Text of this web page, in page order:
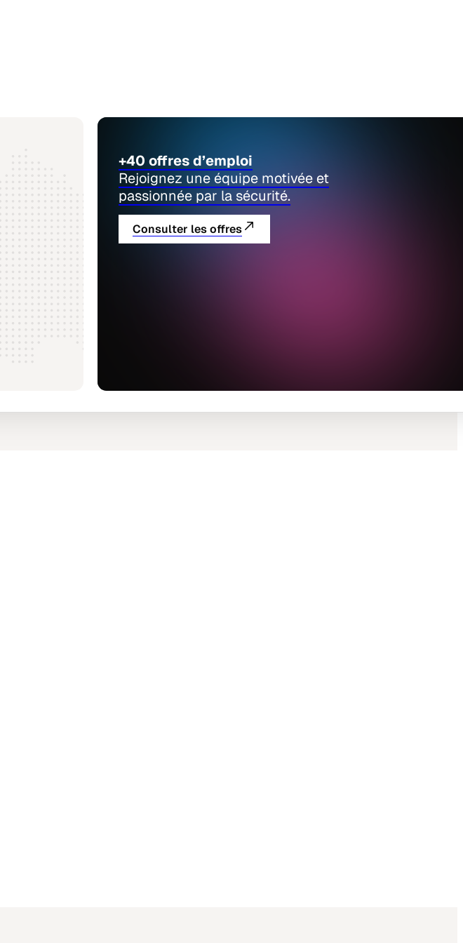
+40 offres d’emploi
Rejoignez une équipe motivée et
passionnée par la sécurité.
Consulter les offres